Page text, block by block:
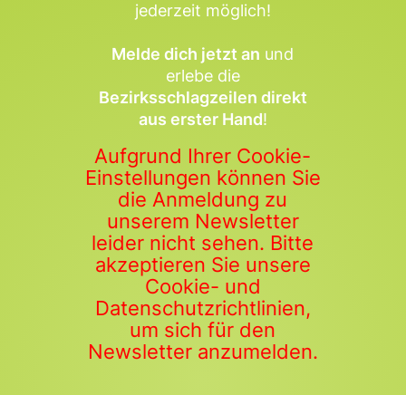
jederzeit möglich!
Melde dich jetzt an und
erlebe die
Bezirksschlagzeilen direkt
aus erster Hand!
Aufgrund Ihrer Cookie-
Einstellungen können Sie
die Anmeldung zu
unserem Newsletter
leider nicht sehen. Bitte
akzeptieren Sie unsere
Cookie- und
Datenschutzrichtlinien,
um sich für den
Newsletter anzumelden.